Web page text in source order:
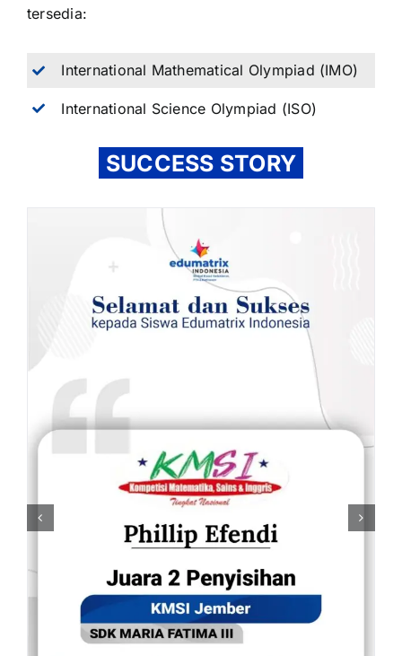
tersedia:
International Mathematical Olympiad (IMO)
International Science Olympiad (ISO)
SUCCESS STORY